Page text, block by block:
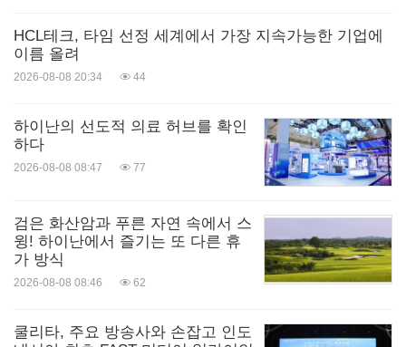
Fair Play Menarini International Award 2025
HCL테크, 타임 선정 세계에서 가장 지속가능한 기업에
이름 올려
2026-08-08 20:34 44
하이난의 선도적 의료 허브를 확인
하다
2026-08-08 08:47 77
검은 화산암과 푸른 자연 속에서 스
윙! 하이난에서 즐기는 또 다른 휴
가 방식
2026-08-08 08:46 62
쿨리타, 주요 방송사와 손잡고 인도